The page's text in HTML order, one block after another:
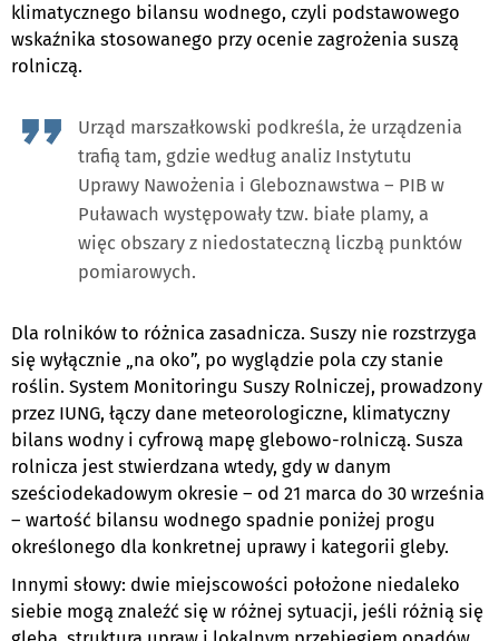
klimatycznego bilansu wodnego, czyli podstawowego
wskaźnika stosowanego przy ocenie zagrożenia suszą
rolniczą.
Urząd marszałkowski podkreśla, że urządzenia
trafią tam, gdzie według analiz Instytutu
Uprawy Nawożenia i Gleboznawstwa – PIB w
Puławach występowały tzw. białe plamy, a
więc obszary z niedostateczną liczbą punktów
pomiarowych.
Dla rolników to różnica zasadnicza. Suszy nie rozstrzyga
się wyłącznie „na oko”, po wyglądzie pola czy stanie
roślin. System Monitoringu Suszy Rolniczej, prowadzony
przez IUNG, łączy dane meteorologiczne, klimatyczny
bilans wodny i cyfrową mapę glebowo-rolniczą. Susza
rolnicza jest stwierdzana wtedy, gdy w danym
sześciodekadowym okresie – od 21 marca do 30 września
– wartość bilansu wodnego spadnie poniżej progu
określonego dla konkretnej uprawy i kategorii gleby.
Innymi słowy: dwie miejscowości położone niedaleko
siebie mogą znaleźć się w różnej sytuacji, jeśli różnią się